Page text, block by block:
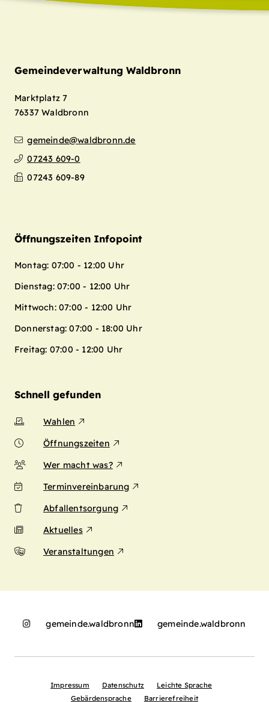
Gemeindeverwaltung Waldbronn
Marktplatz 7
76337 Waldbronn
gemeinde@waldbronn.de
07243 609-0
07243 609-89
Öffnungszeiten Infopoint
Montag: 07:00 - 12:00 Uhr
Dienstag: 07:00 - 12:00 Uhr
Mittwoch: 07:00 - 12:00 Uhr
Donnerstag: 07:00 - 18:00 Uhr
Freitag: 07:00 - 12:00 Uhr
Schnell gefunden
Wahlen
Öffnungszeiten
Wer macht was?
Terminvereinbarung
Abfallentsorgung
Aktuelles
Veranstaltungen
gemeinde.waldbronn gemeinde.waldbronn
Impressum Datenschutz
Leichte Sprache
Gebärdensprache
Barrierefreiheit